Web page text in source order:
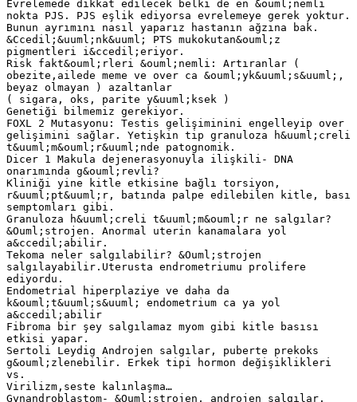
Evrelemede dikkat edilecek belki de en &ouml;nemli
nokta PJS. PJS eşlik ediyorsa evrelemeye gerek yoktur.
Bunun ayrımını nasıl yaparız hastanın ağzına bak.
&Ccedil;&uuml;nk&uuml; PTS mukokutan&ouml;z
pigmentleri i&ccedil;eriyor.
Risk fakt&ouml;rleri &ouml;nemli: Artıranlar (
obezite,ailede meme ve over ca &ouml;yk&uuml;s&uuml;,
beyaz olmayan ) azaltanlar
( sigara, oks, parite y&uuml;ksek )
Genetiği bilmemiz gerekiyor.
FOXL 2 Mutasyonu: Testis gelişiminini engelleyip over
gelişimini sağlar. Yetişkin tip granuloza h&uuml;creli
t&uuml;m&ouml;r&uuml;nde patognomik.
Dicer 1 Makula dejenerasyonuyla ilişkili- DNA
onarımında g&ouml;revli?
Kliniği yine kitle etkisine bağlı torsiyon,
r&uuml;pt&uuml;r, batında palpe edilebilen kitle, bası
semptomları gibi.
Granuloza h&uuml;creli t&uuml;m&ouml;r ne salgılar?
&Ouml;strojen. Anormal uterin kanamalara yol
a&ccedil;abilir.
Tekoma neler salgılabilir? &Ouml;strojen
salgılayabilir.Uterusta endrometriumu prolifere
ediyordu.
Endometrial hiperplaziye ve daha da
k&ouml;t&uuml;s&uuml; endometrium ca ya yol
a&ccedil;abilir
Fibroma bir şey salgılamaz myom gibi kitle basısı
etkisi yapar.
Sertoli Leydig Androjen salgılar, puberte prekoks
g&ouml;zlenebilir. Erkek tipi hormon değişiklikleri
vs.
Virilizm,seste kalınlaşma…
Gynandroblastom- &Ouml;strojen, androjen salgılar.